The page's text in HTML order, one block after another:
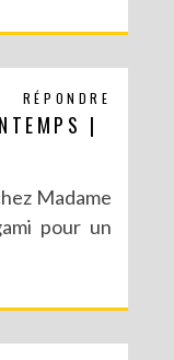
RÉPONDRE
|
Madame
pour un